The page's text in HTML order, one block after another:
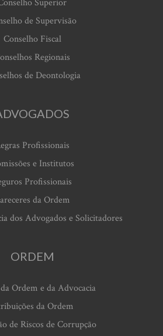
Superior
de Supervisão
Conselho Fiscal
Regionais
de Deontologia
Profissionais
e Institutos
Profissionais
da Ordem
dos Advogados e Solicitadores
ORDEM
Ordem e da Advocacia
da Ordem
de Riscos de Corrupção